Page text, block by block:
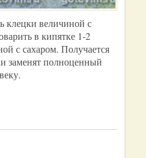
клецки величиной с
в кипятке 1-2
с сахаром. Получается
заменят полноценный